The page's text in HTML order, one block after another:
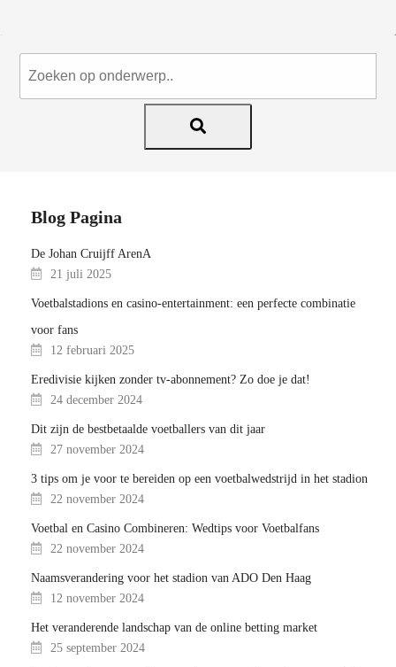
Blog Pagina
De Johan Cruijff ArenA
21 juli 2025
Voetbalstadions en casino-entertainment: een perfecte combinatie
voor fans
12 februari 2025
Eredivisie kijken zonder tv-abonnement? Zo doe je dat!
24 december 2024
Dit zijn de bestbetaalde voetballers van dit jaar
27 november 2024
3 tips om je voor te bereiden op een voetbalwedstrijd in het stadion
22 november 2024
Voetbal en Casino Combineren: Wedtips voor Voetbalfans
22 november 2024
Naamsverandering voor het stadion van ADO Den Haag
12 november 2024
Het veranderende landschap van de online betting market
25 september 2024